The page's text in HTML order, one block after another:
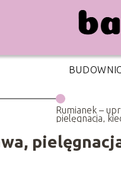
Rumianek –
pielęgnacja,